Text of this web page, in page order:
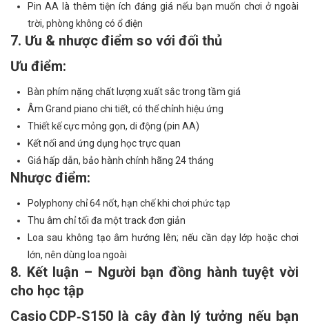
Pin AA là thêm tiện ích đáng giá nếu bạn muốn chơi ở ngoài
trời, phòng không có ổ điện
7. Ưu & nhược điểm so với đối thủ
Ưu điểm:
Bàn phím nặng chất lượng xuất sắc trong tầm giá
Âm Grand piano chi tiết, có thể chỉnh hiệu ứng
Thiết kế cực mỏng gọn, di động (pin AA)
Kết nối and ứng dụng học trực quan
Giá hấp dẫn, bảo hành chính hãng 24 tháng
Nhược điểm:
Polyphony chỉ 64 nốt, hạn chế khi chơi phức tạp
Thu âm chỉ tối đa một track đơn giản
Loa sau không tạo âm hướng lên; nếu cần dạy lớp hoặc chơi
lớn, nên dùng loa ngoài
8. Kết luận – Người bạn đồng hành tuyệt vời
cho học tập
Casio CDP‑S150 là cây đàn lý tưởng nếu bạn